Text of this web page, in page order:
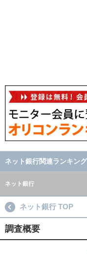
ネット銀行関連ランキング
ネット銀行
ネット銀行 TOP
調査概要